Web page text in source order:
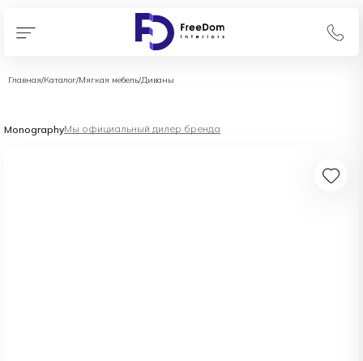
Главная/Каталог/Мягкая мебель/Диваны
MonographyМы официальный дилер бренда